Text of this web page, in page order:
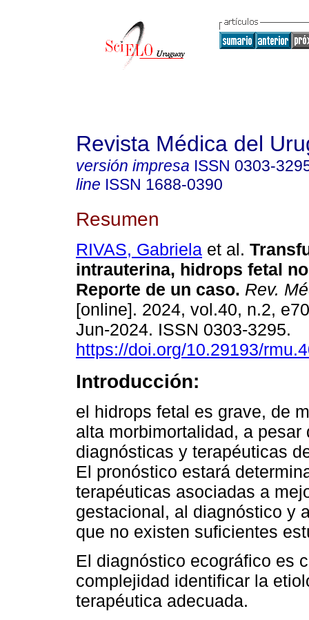
Revista Médica del
versión impresa ISSN 0303-
line ISSN 1688-0390
Resumen
RIVAS, Gabriela et al.
intrauterina, hidrops fetal
Reporte de un caso. Rev.
[online]. 2024, vol.40, n.2,
Jun-2024. ISSN 0303-3295.
https://doi.org/10.29193/
Introducción:
el hidrops fetal es grave, de
alta morbimortalidad, a pesar
diagnósticas y terapéuticas
El pronóstico estará
terapéuticas asociadas a
gestacional, al diagnóstico y
que no existen suficientes
El diagnóstico ecográfico es
complejidad identificar la
terapéutica adecuada.